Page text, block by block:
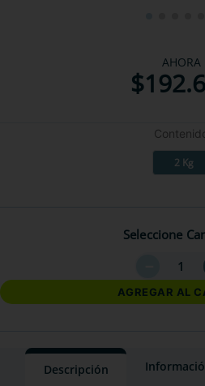
AHORA
$192.
2 Kg
Seleccione
AGREGAR AL
Descripción